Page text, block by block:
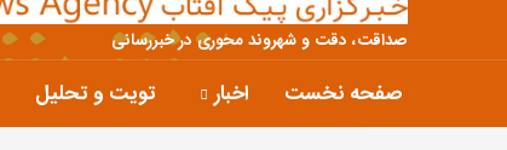
صداقت، دقت و شهروند محوری در خبررسانی
صفحه نخست اخبار تویت و تحلیل